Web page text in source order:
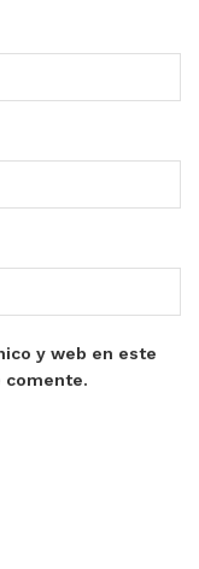
y web en este
comente.